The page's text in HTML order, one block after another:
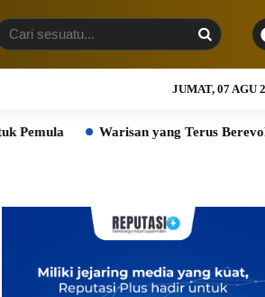
JUMAT, 07 AGU
Warisan yang Terus Berevolusi: